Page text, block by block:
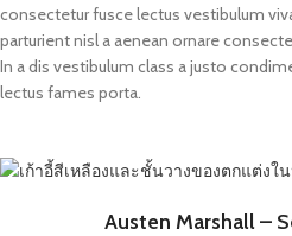
consectetur fusce lectus vestibulum
parturient nisl a aenean ornare
In a dis vestibulum class a justo
lectus fames porta.
Austen Marshall –